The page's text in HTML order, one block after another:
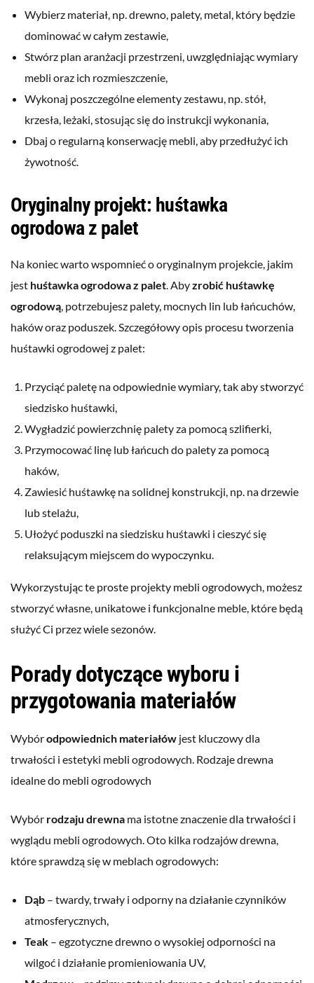
Wybierz materiał, np. drewno, palety, metal, który będzie
dominować w całym zestawie,
Stwórz plan aranżacji przestrzeni, uwzględniając wymiary
mebli oraz ich rozmieszczenie,
Wykonaj poszczególne elementy zestawu, np. stół,
krzesła, leżaki, stosując się do instrukcji wykonania,
Dbaj o regularną konserwację mebli, aby przedłużyć ich
żywotność.
Oryginalny projekt: huśtawka
ogrodowa z palet
Na koniec warto wspomnieć o oryginalnym projekcie, jakim
jest huśtawka ogrodowa z palet. Abyzrobić huśtawkę
ogrodową, potrzebujesz palety, mocnych lin lub łańcuchów,
haków oraz poduszek. Szczegółowy opis procesu tworzenia
huśtawki ogrodowej z palet:
Przyciąć paletę na odpowiednie wymiary, tak aby stworzyć
siedzisko huśtawki,
Wygładzić powierzchnię palety za pomocą szlifierki,
Przymocować linę lub łańcuch do palety za pomocą
haków,
Zawiesić huśtawkę na solidnej konstrukcji, np. na drzewie
lub stelażu,
Ułożyć poduszki na siedzisku huśtawki i cieszyć się
relaksującym miejscem do wypoczynku.
Wykorzystując te proste projekty mebli ogrodowych, możesz
stworzyć własne, unikatowe i funkcjonalne meble, które będą
służyć Ci przez wiele sezonów.
Porady dotyczące wyboru i
przygotowania materiałów
Wybórodpowiednich materiałów jest kluczowy dla
trwałości i estetyki mebli ogrodowych. Rodzaje drewna
idealne do mebli ogrodowych
Wybór rodzaju drewna ma istotne znaczenie dla trwałości i
wyglądu mebli ogrodowych. Oto kilka rodzajów drewna,
które sprawdzą się w meblach ogrodowych:
Dąb – twardy, trwały i odporny na działanie czynników
atmosferycznych,
Teak – egzotyczne drewno o wysokiej odporności na
wilgoć i działanie promieniowania UV,